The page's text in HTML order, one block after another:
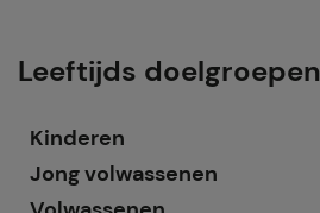
Leeftijds doelgroepen
Kinderen
Jong volwassenen